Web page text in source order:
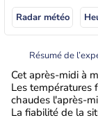
Radar météo
Résumé de
Cet après-midi à
Les températures
chaudes l'après-
La fiabilité de la